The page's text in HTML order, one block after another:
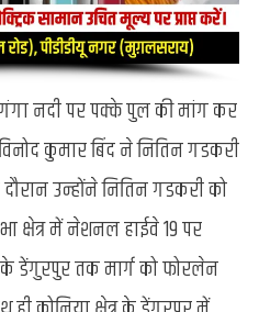
नदी पर पक्के पुल की मांग कर
कुमार बिंद ने नितिन गडकरी
उन्होंने नितिन गडकरी को
में नेशनल हाईवे 19 पर
के डेंगुरपुर तक मार्ग को फोरलेन